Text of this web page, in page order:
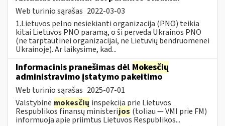
Web turinio sąrašas 2022-03-03
1.Lietuvos pelno nesiekianti organizacija (PNO) teikia
kitai Lietuvos PNO paramą, o ši perveda Ukrainos PNO
(ne tarptautinei organizacijai, ne Lietuvių bendruomenei
Ukrainoje). Ar laikysime, kad...
Informacinis pranešimas dėl Mokesčių
administravimo įstatymo pakeitimo
Web turinio sąrašas 2025-07-01
Valstybinė mokesčių inspekcija prie Lietuvos
Respublikos finansų ministerijos (toliau — VMI prie FM)
informuoja apie priimtus Lietuvos Respublikos...